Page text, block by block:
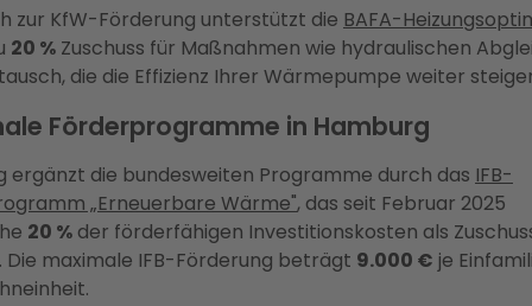
zur KfW-Förderung unterstützt die BAFA-
20 % Zuschuss für Maßnahmen wie hydraulischen
die die Effizienz Ihrer Wärmepumpe weiter
Förderprogramme in Hamburg
ergänzt die bundesweiten Programme durch das IFB-
„Erneuerbare Wärme", das seit Februar 2025
20 % der förderfähigen Investitionskosten als
maximale IFB-Förderung beträgt 9.000 € je